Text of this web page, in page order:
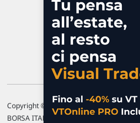
Commenti e
Copyright © 1996-2026 Traderlink Italia
BORSA ITALIANA Quotazioni di borsa